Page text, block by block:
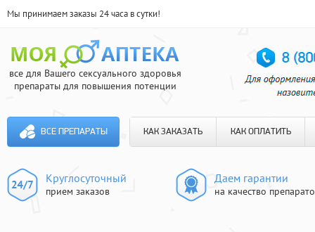
Мы принимаем заказы 24 часа в сутки!
все для Вашего сексуального здоровья
препараты для повышения потенции
ВСЕ ПРЕПАРАТЫ КАК ЗАКАЗАТЬ КАК ОПЛАТИТЬ
Круглосуточный
прием заказов
Даем гарантии
на качество